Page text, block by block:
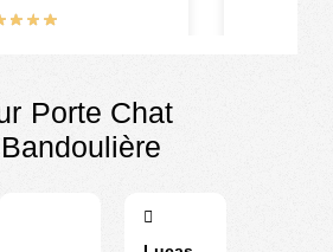
Porte Chat